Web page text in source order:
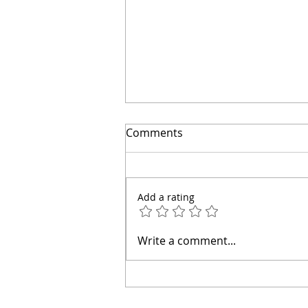
EVITA esta GRAN TRAMPA
Comments
Add a rating
Write a comment...